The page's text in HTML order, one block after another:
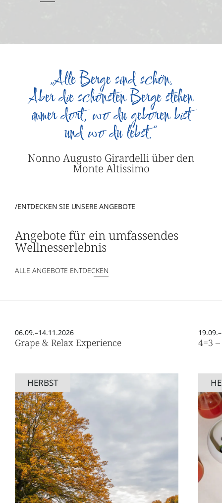
„Alle Berge sind schön.
Aber die schönsten Berge stehen
immer dort, wo du geboren bist
und wo du lebst.“
Nonno Augusto Girardelli über den
Monte Altissimo
/ENTDECKEN SIE UNSERE ANGEBOTE
Angebote für ein umfassendes
Wellnesserlebnis
ALLE ANGEBOTE ENTDECKEN
06.09.–14.11.2026
Grape & Relax Experience
HERBST
4=3